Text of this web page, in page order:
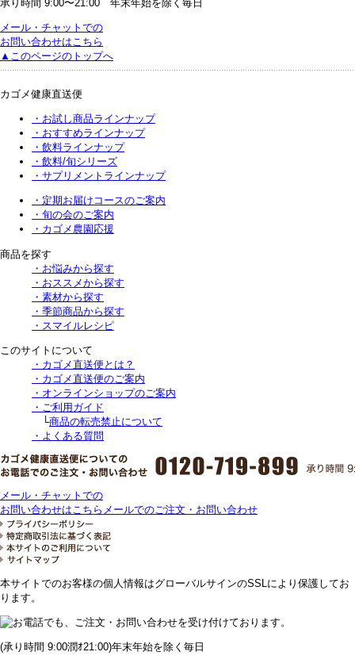
承り時間 9:00〜21:00 年末年始を除く毎日
メール・チャットでの
お問い合わせはこちら
▲このページのトップへ
カゴメ健康直送便
・お試し商品ラインナップ
・おすすめラインナップ
・飲料ラインナップ
・飲料/旬シリーズ
・サプリメントラインナップ
・定期お届けコースのご案内
・旬の会のご案内
・カゴメ農園応援
商品を探す
・お悩みから探す
・おススメから探す
・素材から探す
・季節商品から探す
・スマイルレシピ
このサイトについて
・カゴメ直送便とは？
・カゴメ直送便のご案内
・オンラインショップのご案内
・ご利用ガイド
└商品の転売禁止について
・よくある質問
メール・チャットでの
お問い合わせはこちら メールでのご注文・お問い合わせ
本サイトでのお客様の個人情報はグローバルサインのSSLにより保護してお
ります。
(承り時間 9:00潤ｵ21:00)年末年始を除く毎日